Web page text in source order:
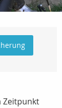
Zeitpunkt